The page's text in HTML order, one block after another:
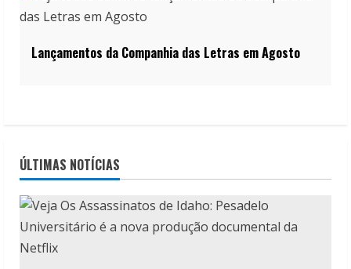
Lançamentos da Companhia das Letras em Agosto
ÚLTIMAS NOTÍCIAS